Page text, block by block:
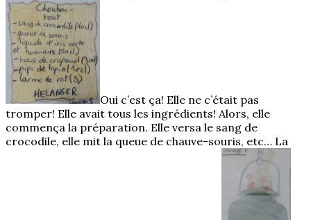
Oui c’est ça! Elle ne c’était pas
tromper! Elle avait tous les ingrédients! Alors, elle
commença la préparation. Elle versa le sang de
crocodile, elle mit la queue de chauve-souris, etc… La